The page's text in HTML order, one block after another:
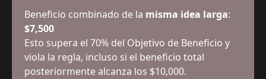
Beneficio combinado de la misma idea larga:
$7,500
Esto supera el 70% del Objetivo de Beneficio y
viola la regla, incluso si el beneficio total
posteriormente alcanza los $10,000.